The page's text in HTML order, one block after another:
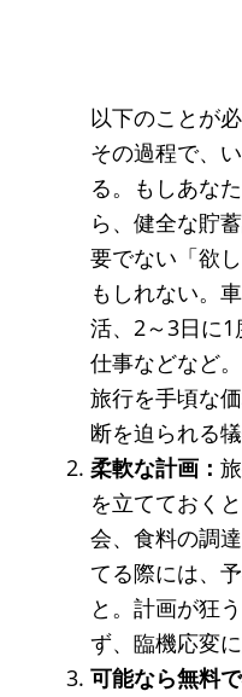
以下のことが必
その過程で、
る。もしあな
ら、健全な貯
要でない「欲
もしれない。
活、2～3日に
仕事などなど
旅行を手頃な
断を迫られる
柔軟な計画：
を立てておく
会、食料の調
てる際には、
と。計画が狂
ず、臨機応変
可能なら無料